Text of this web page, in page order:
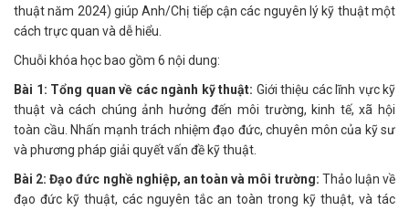
thuật năm 2024) giúp Anh/Chị tiếp cận các nguyên lý kỹ thuật một
cách trực quan và dễ hiểu.
Chuỗi khóa học bao gồm 6 nội dung:
Bài 1: Tổng quan về các ngành kỹ thuật: Giới thiệu các lĩnh vực kỹ
thuật và cách chúng ảnh hưởng đến môi trường, kinh tế, xã hội
toàn cầu. Nhấn mạnh trách nhiệm đạo đức, chuyên môn của kỹ sư
và phương pháp giải quyết vấn đề kỹ thuật.
Bài 2: Đạo đức nghề nghiệp, an toàn và môi trường: Thảo luận về
đạo đức kỹ thuật, các nguyên tắc an toàn trong kỹ thuật, và tác